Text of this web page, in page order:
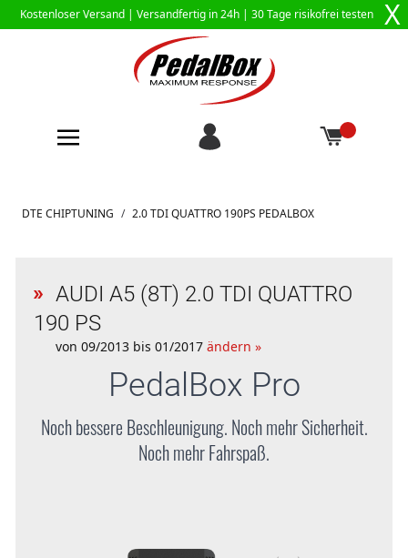
Kostenloser Versand | Versandfertig in 24h | 30 Tage risikofrei testen X
DTE CHIPTUNING / 2.0 TDI QUATTRO 190PS PEDALBOX
AUDI A5 (8T) 2.0 TDI QUATTRO
190 PS
von 09/2013 bis 01/2017 ändern »
PedalBox Pro
Noch bessere Beschleunigung. Noch mehr Sicherheit.
Noch mehr Fahrspaß.